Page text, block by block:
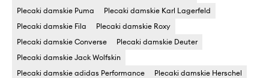
Plecaki damskie Puma
Plecaki damskie Karl Lagerfeld
Plecaki damskie Fila
Plecaki damskie Roxy
Plecaki damskie Converse
Plecaki damskie Deuter
Plecaki damskie Jack Wolfskin
Plecaki damskie adidas Performance
Plecaki damskie Herschel